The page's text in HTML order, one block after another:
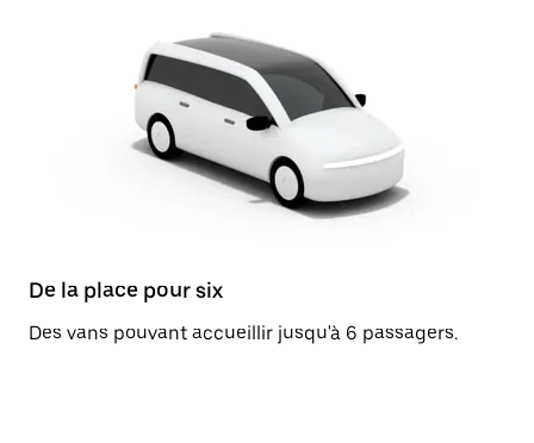
De la place pour six
Des vans pouvant accueillir jusqu'à 6 passagers.